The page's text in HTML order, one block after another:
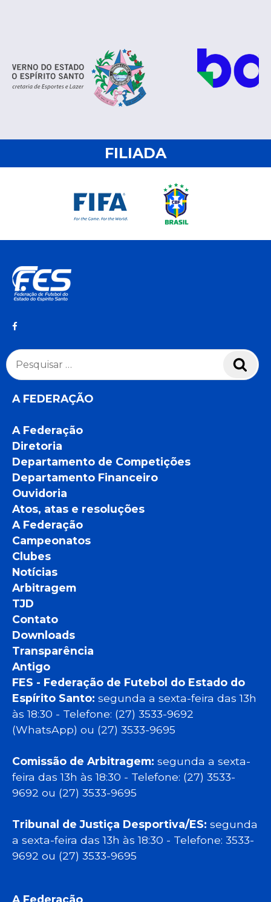
FILIADA
Pesquisar
por:
A FEDERAÇÃO
A Federação
Diretoria
Departamento de Competições
Departamento Financeiro
Ouvidoria
Atos, atas e resoluções
A Federação
Campeonatos
Clubes
Notícias
Arbitragem
TJD
Contato
Downloads
Transparência
Antigo
FES - Federação de Futebol do Estado do
Espírito Santo: segunda a sexta-feira das 13h
às 18:30 - Telefone: (27) 3533-9692
(WhatsApp) ou (27) 3533-9695
Comissão de Arbitragem: segunda a sexta-
feira das 13h às 18:30 - Telefone: (27) 3533-
9692 ou (27) 3533-9695
Tribunal de Justiça Desportiva/ES: segunda
a sexta-feira das 13h às 18:30 - Telefone: 3533-
9692 ou (27) 3533-9695
A Federação